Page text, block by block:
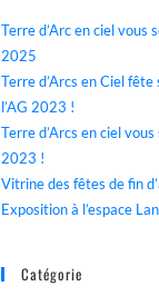
Terre d’Arc en ciel vous
2025
Terre d’Arcs en Ciel fête
l’AG 2023 !
Terre d’Arcs en ciel
2023 !
Vitrine des fêtes de fin
Exposition à l’espace
Catégorie